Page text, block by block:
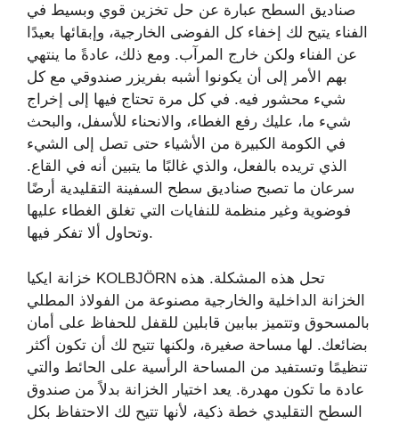
صناديق السطح عبارة عن حل تخزين قوي وبسيط في
الفناء يتيح لك إخفاء كل الفوضى الخارجية، وإبقائها بعيدًا
عن الفناء ولكن خارج المرآب. ومع ذلك، عادةً ما ينتهي
بهم الأمر إلى أن يكونوا أشبه بفريزر صندوقي مع كل
شيء محشور فيه. في كل مرة تحتاج فيها إلى إخراج
شيء ما، عليك رفع الغطاء، والانحناء للأسفل، والبحث
في الكومة الكبيرة من الأشياء حتى تصل إلى الشيء
الذي تريده بالفعل، والذي غالبًا ما يتبين أنه في القاع.
سرعان ما تصبح صناديق سطح السفينة التقليدية أرضًا
فوضوية وغير منظمة للنفايات التي تغلق الغطاء عليها
وتحاول ألا تفكر فيها.
خزانة ايكيا KOLBJÖRN تحل هذه المشكلة. هذه
الخزانة الداخلية والخارجية مصنوعة من الفولاذ المطلي
بالمسحوق وتتميز ببابين قابلين للقفل للحفاظ على أمان
بضائعك. لها مساحة صغيرة، ولكنها تتيح لك أن تكون أكثر
تنظيمًا وتستفيد من المساحة الرأسية على الحائط والتي
عادة ما تكون مهدرة. يعد اختيار الخزانة بدلاً من صندوق
السطح التقليدي خطة ذكية، لأنها تتيح لك الاحتفاظ بكل